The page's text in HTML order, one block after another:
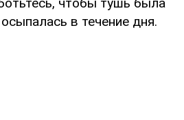
в течение дня.